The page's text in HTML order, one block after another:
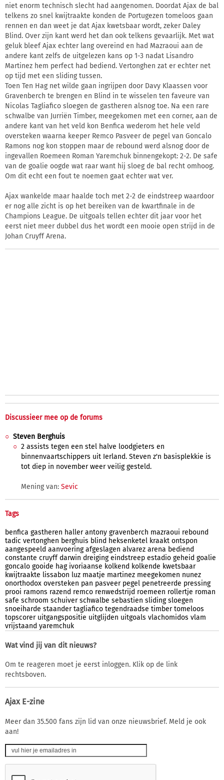
niet enorm technisch slecht had aangenomen. Doordat Ajax de bal
telkens zo snel kwijtraakte konden de Portugezen tomeloos gaan
rennen en dan weet je dat Ajax kwetsbaar wordt, zeker Daley
Blind. Over zijn kant werd het dan ook telkens gevaarlijk. Met wat
geluk bleef Ajax echter lang overeind en had Mazraoui aan de
andere kant zelfs de uitgelezen kans op 1-3 nadat Lisandro
Martinez hem perfect had bediend. Vertonghen zat er echter net
op tijd met een sliding tussen.
Toen Ten Hag net wilde gaan ingrijpen door Davy Klaassen voor
Gravenberch te brengen en Blind in te wisselen ten faveure van
Nicolas Tagliafico sloegen de gastheren alsnog toe. Na een rare
schwalbe van Jurriën Timber, meegekomen met een corner, aan de
andere kant van het veld kon Benfica wederom het hele veld
oversteken waarna keeper Remco Pasveer de pegel van Goncalo
Ramons nog kon stoppen maar de rebound werd alsnog door de
ingevallen Roemeen Roman Yaremchuk binnengekopt: 2-2. De safe
van de goalie oogde wat raar want hij sloeg de bal recht omhoog.
Om dit echt een fout te noemen gaat echter wat ver.
Ajax wankelde maar haalde toch met 2-2 de eindstreep waardoor
er nog alle zicht is op het bereiken van de kwartfinale in de
Champions League. De uitgoals tellen echter dit jaar voor het
eerst niet meer dubbel dus het wordt een mooie open strijd in de
Johan Cruyff Arena.
Discussieer mee op de forums
Steven Berghuis
2 assists tegen een stel halve loodgieters en
binnenvaartschippers uit Ierland. Steven z'n basisplekkie is
tot diep in november weer veilig gesteld.
Mening van: Sevic
Tags
benfica gastheren haller antony gravenberch mazraoui rebound
tadic vertonghen berghuis blind heksenketel kraakt ontspon
aangespeeld aanvoering afgeslagen alvarez arena bediend
constante cruyff darwin dreiging eindstreep estadio geheid goalie
goncalo gooide hag ivoriaanse kolkend kolkende kwetsbaar
kwijtraakte lissabon luz maatje martinez meegekomen nunez
onorthodox oversteken pan pasveer pegel penetreerde pressing
prooi ramons razend remco renwedstrijd roemeen rollertje roman
safe schroom schuiver schwalbe sebastien sliding sloegen
snoeiharde staander tagliafico tegendraadse timber tomeloos
topscorer uitgangspositie uitglijden uitgoals vlachomidos vlam
vrijstaand yaremchuk
Wat vind jij van dit nieuws?
Om te reageren moet je eerst inloggen. Klik op de link
rechtsboven.
Ajax E-zine
Meer dan 35.500 fans zijn lid van onze nieuwsbrief. Meld je ook
aan!